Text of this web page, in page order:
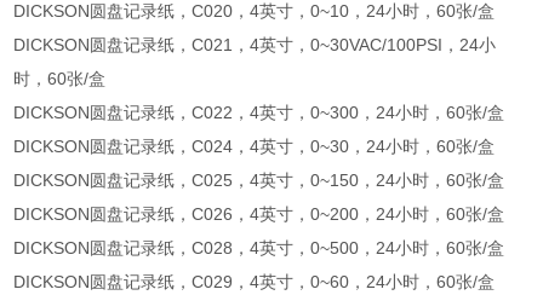
DICKSON圆盘记录纸，C020，4英寸，0~10，24小时，60张/盒
DICKSON圆盘记录纸，C021，4英寸，0~30VAC/100PSI，24小
时，60张/盒
DICKSON圆盘记录纸，C022，4英寸，0~300，24小时，60张/盒
DICKSON圆盘记录纸，C024，4英寸，0~30，24小时，60张/盒
DICKSON圆盘记录纸，C025，4英寸，0~150，24小时，60张/盒
DICKSON圆盘记录纸，C026，4英寸，0~200，24小时，60张/盒
DICKSON圆盘记录纸，C028，4英寸，0~500，24小时，60张/盒
DICKSON圆盘记录纸，C029，4英寸，0~60，24小时，60张/盒